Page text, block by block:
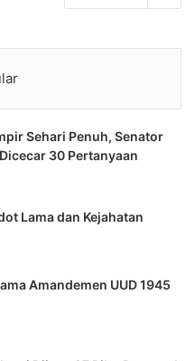
Sehari Penuh, Senator
30 Pertanyaan
Lama dan Kejahatan
Amandemen UUD 1945